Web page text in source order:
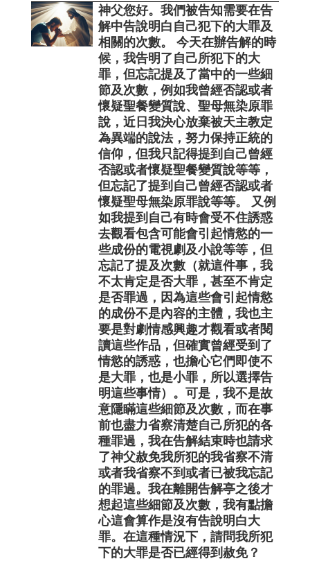
神父您好。我們被告知需要在告
解中告說明白自己犯下的大罪及
相關的次數。 今天在辦告解的時
候，我告明了自己所犯下的大
罪，但忘記提及了當中的一些細
節及次數，例如我曾經否認或者
懷疑聖餐變質說、聖母無染原罪
說，近日我決心放棄被天主教定
為異端的說法，努力保持正統的
信仰，但我只記得提到自己曾經
否認或者懷疑聖餐變質說等等，
但忘記了提到自己曾經否認或者
懷疑聖母無染原罪說等等。 又例
如我提到自己有時會受不住誘惑
去觀看包含可能會引起情慾的一
些成份的電視劇及小說等等，但
忘記了提及次數（就這件事，我
不太肯定是否大罪，甚至不肯定
是否罪過，因為這些會引起情慾
的成份不是內容的主體，我也主
要是對劇情感興趣才觀看或者閱
讀這些作品，但確實曾經受到了
情慾的誘惑，也擔心它們即使不
是大罪，也是小罪，所以選擇告
明這些事情）。可是，我不是故
意隱瞞這些細節及次數，而在事
前也盡力省察清楚自己所犯的各
種罪過，我在告解結束時也請求
了神父赦免我所犯的我省察不清
或者我省察不到或者已被我忘記
的罪過。我在離開告解亭之後才
想起這些細節及次數，我有點擔
心這會算作是沒有告說明白大
罪。在這種情況下，請問我所犯
下的大罪是否已經得到赦免？